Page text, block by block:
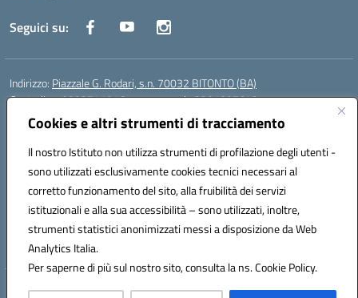
Cookies e altri strumenti di tracciamento
Il nostro Istituto non utilizza strumenti di profilazione degli utenti -
sono utilizzati esclusivamente cookies tecnici necessari al
corretto funzionamento del sito, alla fruibilità dei servizi
istituzionali e alla sua accessibilità – sono utilizzati, inoltre,
strumenti statistici anonimizzati messi a disposizione da Web
Analytics Italia.
Per saperne di più sul nostro sito, consulta la ns. Cookie Policy.
Seguici su:
Indirizzo: Piazzale G. Rodari, s.n. 70032 BITONTO (BA)
Centralino:0803741816 - corso serale 3381807642
Email: BATD220004@istruzione.it
Posta elettronica certificata (PEC):batd220004@pec.istruzione.it
Codice meccanografico:BATD220004
Codice Indice delle Pubbliche Amministrazioni (IPA): itcvg
Codice unico di fatturazione (CUF): UFIJVU
la scuola è raggiungibile anche al numero: ☎️ 3520316918
Hosting & Powered by 3D Solution S.r.l.